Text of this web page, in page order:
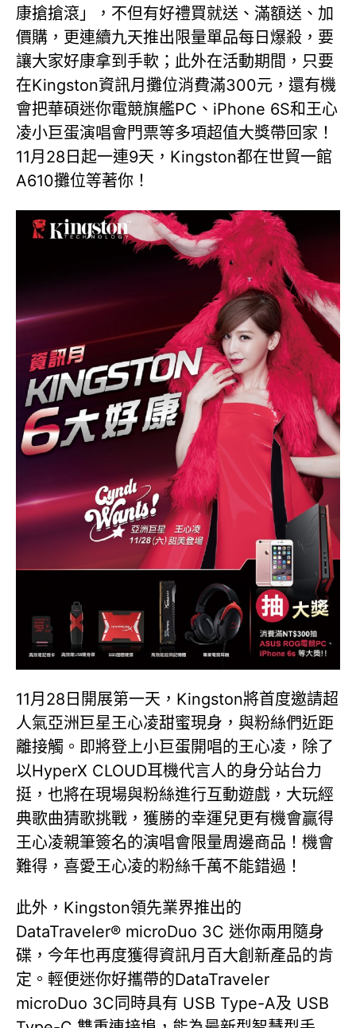
康搶搶滾」，不但有好禮買就送、滿額送、加
價購，更連續九天推出限量單品每日爆殺，要
讓大家好康拿到手軟；此外在活動期間，只要
在Kingston資訊月攤位消費滿300元，還有機
會把華碩迷你電競旗艦PC、iPhone 6S和王心
凌小巨蛋演唱會門票等多項超值大獎帶回家！
11月28日起一連9天，Kingston都在世貿一館
A610攤位等著你！
11月28日開展第一天，Kingston將首度邀請超
人氣亞洲巨星王心凌甜蜜現身，與粉絲們近距
離接觸。即將登上小巨蛋開唱的王心凌，除了
以HyperX CLOUD耳機代言人的身分站台力
挺，也將在現場與粉絲進行互動遊戲，大玩經
典歌曲猜歌挑戰，獲勝的幸運兒更有機會贏得
王心凌親筆簽名的演唱會限量周邊商品！機會
難得，喜愛王心凌的粉絲千萬不能錯過！
此外，Kingston領先業界推出的
DataTraveler® microDuo 3C 迷你兩用隨身
碟，今年也再度獲得資訊月百大創新產品的肯
定。輕便迷你好攜帶的DataTraveler
microDuo 3C同時具有 USB Type-A及 USB